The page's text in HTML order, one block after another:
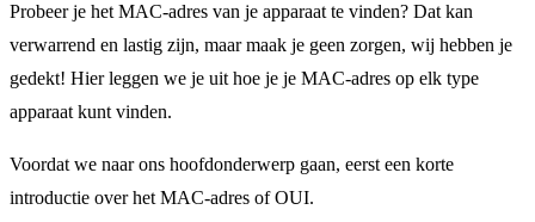
Probeer je het MAC-adres van je apparaat te vinden? Dat kan
verwarrend en lastig zijn, maar maak je geen zorgen, wij hebben je
gedekt! Hier leggen we je uit hoe je je MAC-adres op elk type
apparaat kunt vinden.
Voordat we naar ons hoofdonderwerp gaan, eerst een korte
introductie over het MAC-adres of OUI.